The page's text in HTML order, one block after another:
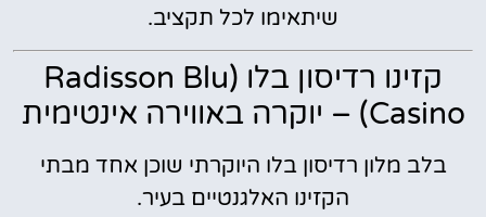
שיתאימו לכל תקציב.
קזינו רדיסון בלו (Radisson Blu
Casino) – יוקרה באווירה אינטימית
בלב מלון רדיסון בלו היוקרתי שוכן אחד מבתי
הקזינו האלגנטיים בעיר.